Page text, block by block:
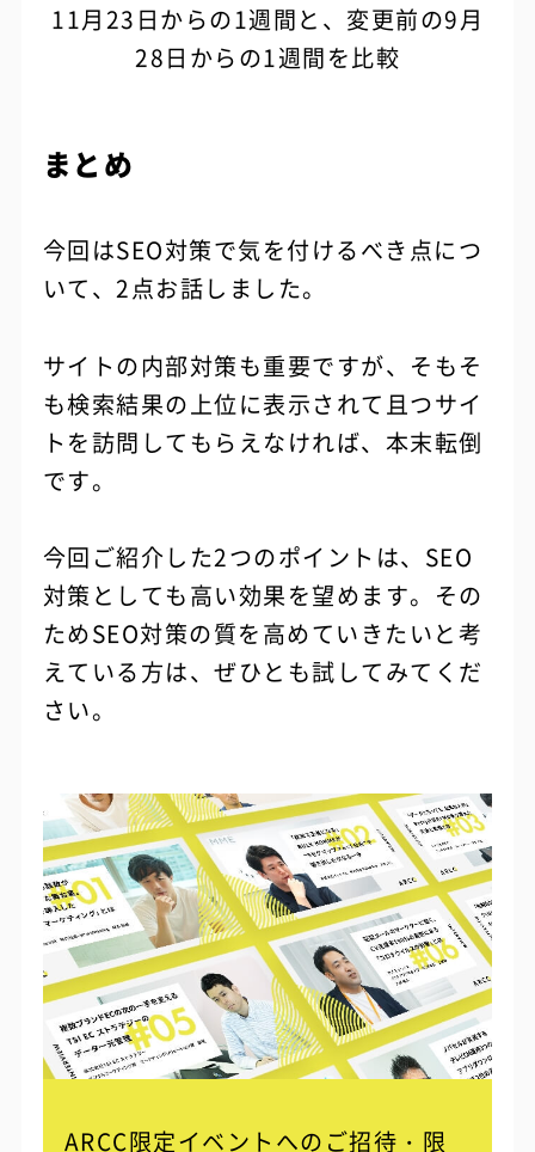
11月23日からの1週間と、変更前の9月
28日からの1週間を比較
まとめ
今回はSEO対策で気を付けるべき点につ
いて、2点お話しました。
サイトの内部対策も重要ですが、そもそ
も検索結果の上位に表示されて且つサイ
トを訪問してもらえなければ、本末転倒
です。
今回ご紹介した2つのポイントは、SEO
対策としても高い効果を望めます。その
ためSEO対策の質を高めていきたいと考
えている方は、ぜひとも試してみてくだ
さい。
ARCC限定イベントへのご招待・限